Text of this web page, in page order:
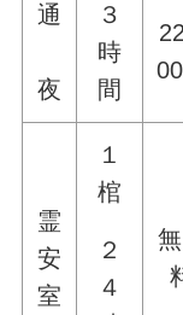
通
夜
３
時
間
霊
安
室
１
棺
２
４